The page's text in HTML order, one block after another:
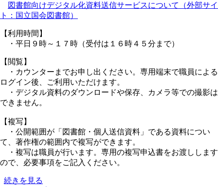
ー
ビ
ス」
を
始
し
ま
し
た
図書館向けデジタル化資料送信サービスについて（外部サイ
ト：国立国会図書館）
【利用時間】
・平日９時～１７時（受付は１６時４５分まで）
【閲覧】
・カウンターまでお申し出ください。専用端末で職員による
ログイン後、ご利用いただけます。
・デジタル資料のダウンロードや保存、カメラ等での撮影は
できません。
【複写】
・公開範囲が「図書館・個人送信資料」である資料につい
て、著作権の範囲内で複写ができます。
・複写は職員が行います。専用の複写申込書をお渡しします
ので、必要事項をご記入ください。
国
続きを見る